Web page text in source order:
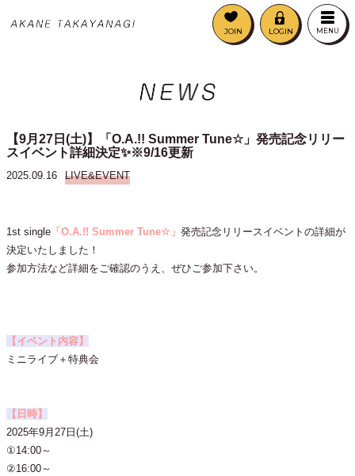
JOIN LOGIN MENU
【9月27日(土)】「O.A.!! Summer Tune☆」発売記念リリー
スイベント詳細決定✨※9/16更新
2025.09.16 LIVE&EVENT
1st single 「O.A.!! Summer Tune☆」 発売記念リリースイベントの詳細が
決定いたしました！
参加方法など詳細をご確認のうえ、ぜひご参加下さい。
【イベント内容】
ミニライブ＋特典会
【日時】
2025年9月27日(土)
①14:00～
②16:00～